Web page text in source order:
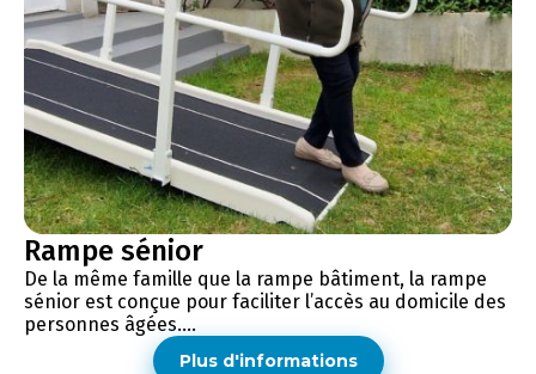
Rampe sénior
De la même famille que la rampe bâtiment, la rampe
sénior est conçue pour faciliter l’accès au domicile des
personnes âgées....
Plus d'informations